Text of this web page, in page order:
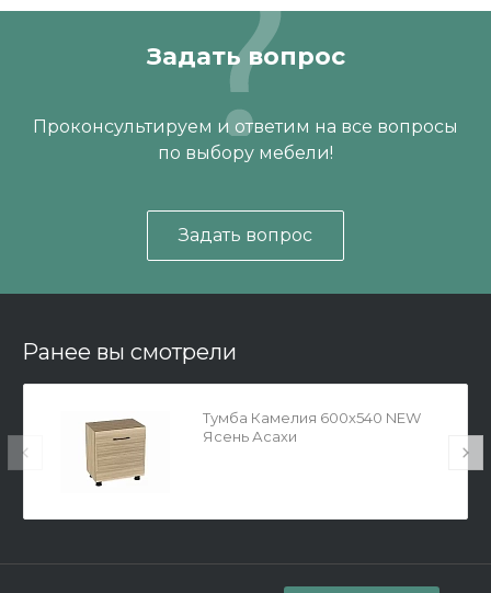
Задать вопрос
Проконсультируем и ответим на все вопросы
по выбору мебели!
Задать вопрос
Ранее вы смотрели
Тумба Камелия 600x540 NEW
Ясень Асахи